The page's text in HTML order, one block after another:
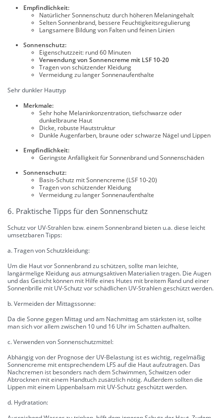
Empfindlichkeit:
Natürlicher Sonnenschutz durch höheren Melaningehalt
Selten Sonnenbrand, bessere Feuchtigkeitsregulierung
Langsamere Bildung von Falten und feinen Linien
Sonnenschutz:
Eigenschutzzeit: rund 60 Minuten
Verwendung von Sonnencreme mit LSF 10-20
Tragen von schützender Kleidung
Vermeidung zu langer Sonnenaufenthalte
Sehr dunkler Hauttyp
Merkmale:
Sehr hohe Melaninkonzentration, tiefschwarze oder
dunkelbraune Haut
Dicke, robuste Hautstruktur
Dunkle Augenfarben, braune oder schwarze Nägel und Lippen
Empfindlichkeit:
Geringste Anfälligkeit für Sonnenbrand und Sonnenschäden
Sonnenschutz:
Basis-Schutz mit Sonnencreme (LSF 10-20)
Tragen von schützender Kleidung
Vermeidung zu langer Sonnenaufenthalte
6. Praktische Tipps für den Sonnenschutz
Schutz vor UV-Strahlen bzw. einem Sonnenbrand bieten u.a. diese leicht
umsetzbaren Tipps:
a. Tragen von Schutzkleidung:
Um die Haut vor Sonnenbrand zu schützen, sollte man leichte,
langärmelige Kleidung aus atmungsaktiven Materialien tragen. Die Augen
und das Gesicht können mit Hilfe eines Hutes mit breitem Rand und einer
Sonnenbrille mit UV-Schutz vor schädlichen UV-Strahlen geschützt werden.
b. Vermeiden der Mittagssonne:
Da die Sonne gegen Mittag und am Nachmittag am stärksten ist, sollte
man sich vor allem zwischen 10 und 16 Uhr im Schatten aufhalten.
c. Verwenden von Sonnenschutzmittel:
Abhängig von der Prognose der UV-Belastung ist es wichtig, regelmäßig
Sonnencreme mit entsprechendem LFS auf die Haut aufzutragen. Das
Nachcremen ist besonders nach dem Schwimmen, Schwitzen oder
Abtrocknen mit einem Handtuch zusätzlich nötig. Außerdem sollten die
Lippen mit einem Lippenbalsam mit UV-Schutz geschützt werden.
d. Hydratation: